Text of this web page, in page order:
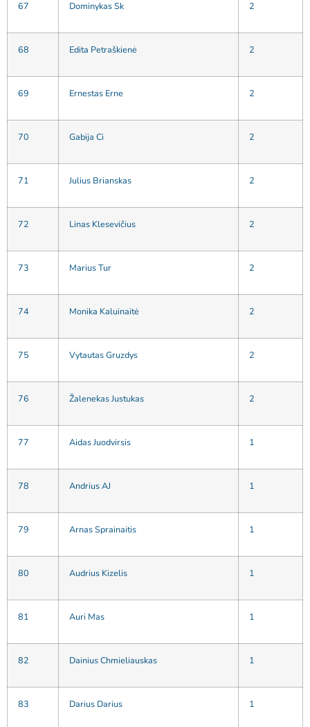
67 Dominykas Sk 2
68 Edita Petraškienė 2
69 Ernestas Erne 2
70 Gabija Ci 2
71 Julius Brianskas 2
72 Linas Klesevičius 2
73 Marius Tur 2
74 Monika Kaluinaitė 2
75 Vytautas Gruzdys 2
76 Žalenekas Justukas 2
77 Aidas Juodvirsis 1
78 Andrius AJ 1
79 Arnas Sprainaitis 1
80 Audrius Kizelis 1
81 Auri Mas 1
82 Dainius Chmieliauskas 1
83 Darius Darius 1